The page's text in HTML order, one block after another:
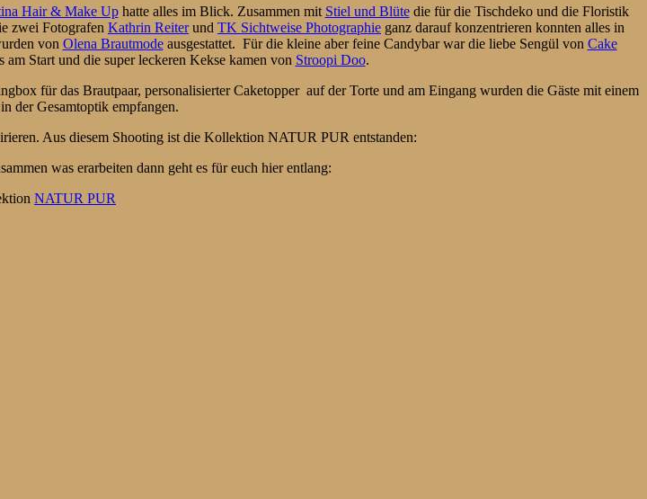
Hair & Make Uphatte alles im Blick. Zusammen mit Stiel und Blütedie für die Tischdeko und die Floristik
zwei Fotografen Kathrin Reiterund TK Sichtweise Photographie ganz darauf konzentrieren konnten alles in
von Olena Brautmodeausgestattet. Für die kleine aber feine Candybar war die liebe Sengül von Cake
Start und die super leckeren Kekse kamen von Stroopi Doo.
für das Brautpaar, personalisierter Caketopper auf der Torte und am Eingang wurden die Gäste mit einem
der Gesamtoptik empfangen.
Aus diesem Shooting ist die Kollektion NATUR PUR entstanden:
was erarbeiten dann geht es für euch hier entlang:
NATUR PUR